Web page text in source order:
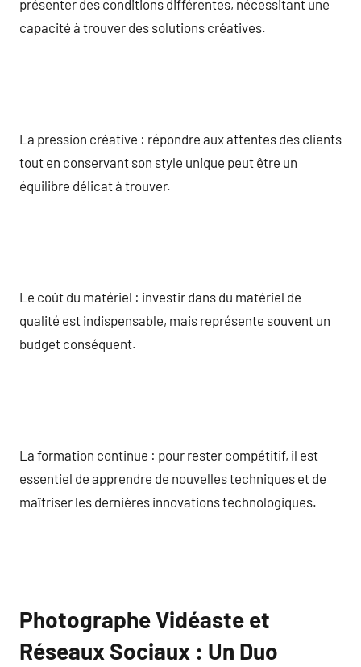
présenter des conditions différentes, nécessitant une
capacité à trouver des solutions créatives.
La pression créative : répondre aux attentes des clients
tout en conservant son style unique peut être un
équilibre délicat à trouver.
Le coût du matériel : investir dans du matériel de
qualité est indispensable, mais représente souvent un
budget conséquent.
La formation continue : pour rester compétitif, il est
essentiel de apprendre de nouvelles techniques et de
maîtriser les dernières innovations technologiques.
Photographe Vidéaste et
Réseaux Sociaux : Un Duo